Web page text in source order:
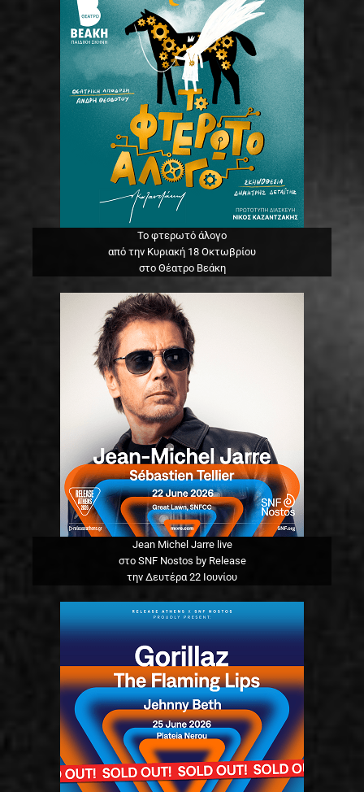
Το φτερωτό άλογο
από την Κυριακή 18 Οκτωβρίου
στο Θέατρο Βεάκη
Jean Michel Jarre live
στο SNF Nostos by Release
την Δευτέρα 22 Ιουνίου